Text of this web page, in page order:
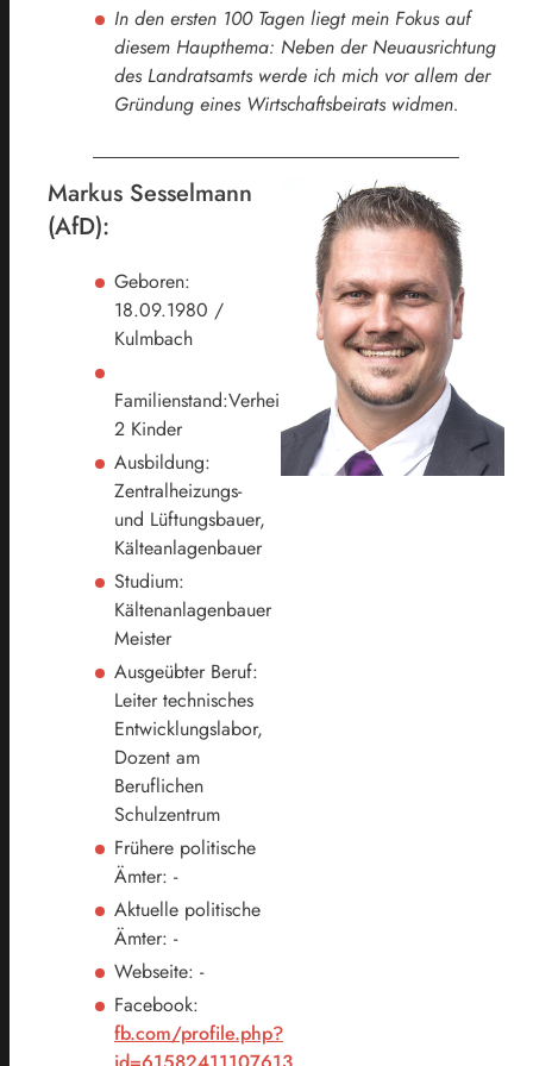
In den ersten 100 Tagen liegt mein Fokus auf
diesem Haupthema: Neben der Neuausrichtung
des Landratsamts werde ich mich vor allem der
Gründung eines Wirtschaftsbeirats widmen.
Markus Sesselmann
(AfD):
Geboren:
18.09.1980 /
Kulmbach
Familienstand:Verheiratet,
2 Kinder
Ausbildung:
Zentralheizungs-
und Lüftungsbauer,
Kälteanlagenbauer
Studium:
Kältenanlagenbauer
Meister
Ausgeübter Beruf:
Leiter technisches
Entwicklungslabor,
Dozent am
Beruflichen
Schulzentrum
Frühere politische
Ämter: -
Aktuelle politische
Ämter: -
Webseite: -
Facebook:
fb.com/profile.php?